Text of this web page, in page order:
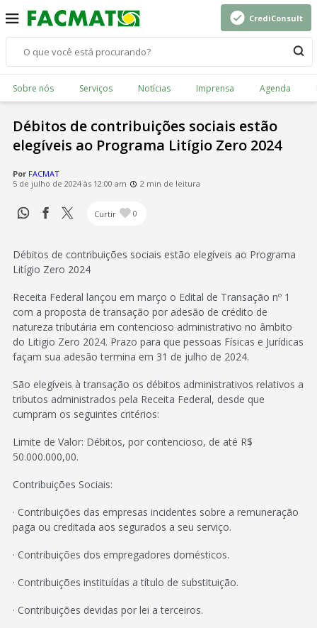
CrediConsult
Sobre nós Serviços Notícias Imprensa Agenda
Débitos de contribuições sociais estão
elegíveis ao Programa Litígio Zero 2024
Por FACMAT
5 de julho de 2024 às 12:00 am
2 min de leitura
Curtir 0
Débitos de contribuições sociais estão elegíveis ao Programa
Litígio Zero 2024
Receita Federal lançou em março o Edital de Transação nº 1
com a proposta de transação por adesão de crédito de
natureza tributária em contencioso administrativo no âmbito
do Litigio Zero 2024. Prazo para que pessoas Físicas e Jurídicas
façam sua adesão termina em 31 de julho de 2024.
São elegíveis à transação os débitos administrativos relativos a
tributos administrados pela Receita Federal, desde que
cumpram os seguintes critérios:
Limite de Valor: Débitos, por contencioso, de até R$
50.000.000,00.
Contribuições Sociais:
· Contribuições das empresas incidentes sobre a remuneração
paga ou creditada aos segurados a seu serviço.
· Contribuições dos empregadores domésticos.
· Contribuições instituídas a título de substituição.
· Contribuições devidas por lei a terceiros.